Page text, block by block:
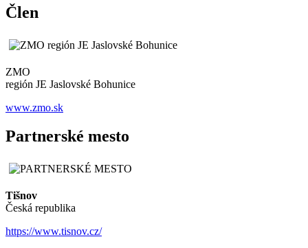
Člen
ZMO
región JE Jaslovské Bohunice
www.zmo.sk
Partnerské mesto
Tišnov
Česká republika
https://www.tisnov.cz/